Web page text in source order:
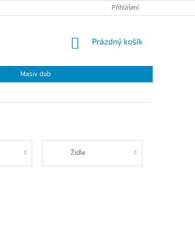
Přihlášení
NÁKUPNÍ
Prázdný košík
Masiv dub
Židle